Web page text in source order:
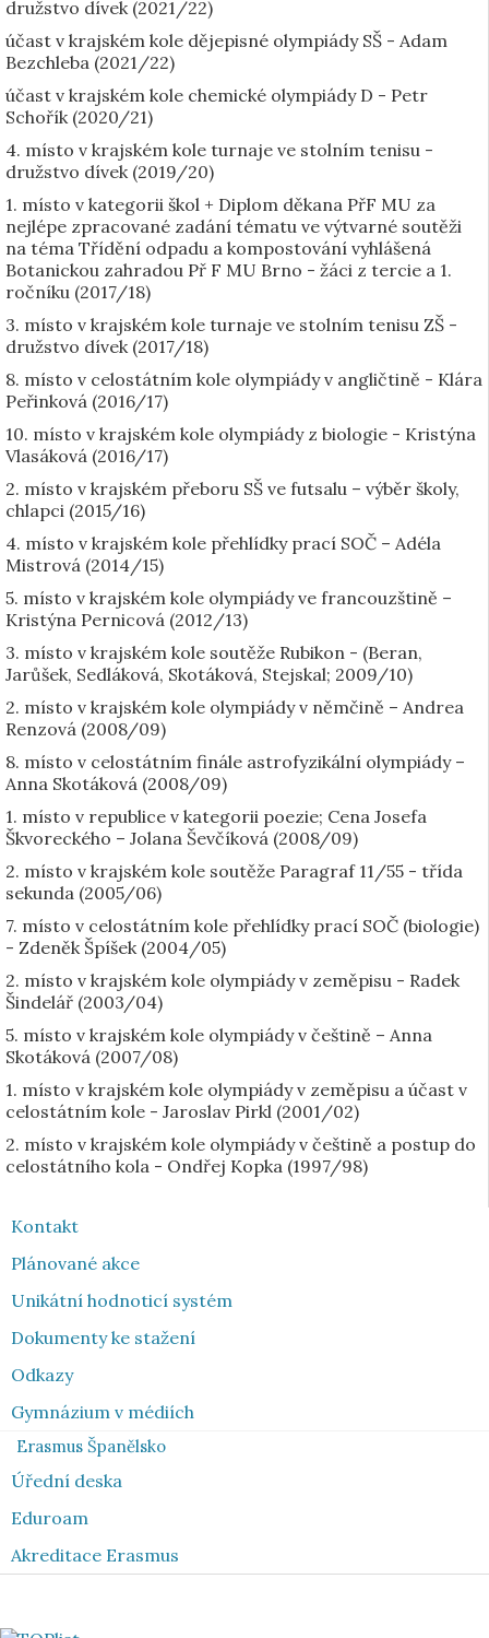
družstvo dívek (2021/22)
účast v krajském kole dějepisné olympiády SŠ - Adam
Bezchleba (2021/22)
účast v krajském kole chemické olympiády D - Petr
Schořík (2020/21)
4. místo v krajském kole turnaje ve stolním tenisu -
družstvo dívek (2019/20)
1. místo v kategorii škol + Diplom děkana PřF MU za
nejlépe zpracované zadání tématu ve výtvarné soutěži
na téma Třídění odpadu a kompostování vyhlášená
Botanickou zahradou Př F MU Brno - žáci z tercie a 1.
ročníku (2017/18)
3. místo v krajském kole turnaje ve stolním tenisu ZŠ -
družstvo dívek (2017/18)
8. místo v celostátním kole olympiády v angličtině - Klára
Peřinková (2016/17)
10. místo v krajském kole olympiády z biologie - Kristýna
Vlasáková (2016/17)
2. místo v krajském přeboru SŠ ve futsalu – výběr školy,
chlapci (2015/16)
4. místo v krajském kole přehlídky prací SOČ – Adéla
Mistrová (2014/15)
5. místo v krajském kole olympiády ve francouzštině –
Kristýna Pernicová (2012/13)
3. místo v krajském kole soutěže Rubikon - (Beran,
Jarůšek, Sedláková, Skotáková, Stejskal; 2009/10)
2. místo v krajském kole olympiády v němčině – Andrea
Renzová (2008/09)
8. místo v celostátním finále astrofyzikální olympiády –
Anna Skotáková (2008/09)
1. místo v republice v kategorii poezie; Cena Josefa
Škvoreckého – Jolana Ševčíková (2008/09)
2. místo v krajském kole soutěže Paragraf 11/55 - třída
sekunda (2005/06)
7. místo v celostátním kole přehlídky prací SOČ (biologie)
- Zdeněk Špíšek (2004/05)
2. místo v krajském kole olympiády v zeměpisu - Radek
Šindelář (2003/04)
5. místo v krajském kole olympiády v češtině – Anna
Skotáková (2007/08)
1. místo v krajském kole olympiády v zeměpisu a účast v
celostátním kole - Jaroslav Pirkl (2001/02)
2. místo v krajském kole olympiády v češtině a postup do
celostátního kola - Ondřej Kopka (1997/98)
Kontakt
Plánované akce
Unikátní hodnoticí systém
Dokumenty ke stažení
Odkazy
Gymnázium v médiích
Erasmus Španělsko
Úřední deska
Eduroam
Akreditace Erasmus